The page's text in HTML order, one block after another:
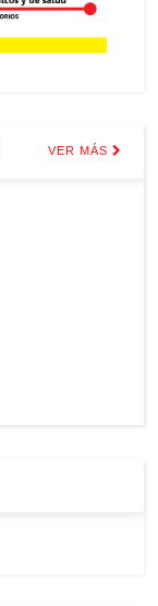
VER MÁS